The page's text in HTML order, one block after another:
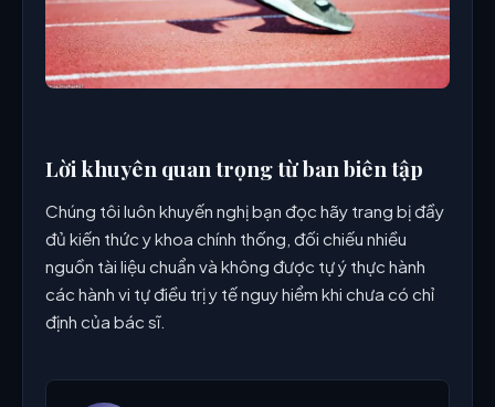
Lời khuyên quan trọng từ ban biên tập
Chúng tôi luôn khuyến nghị bạn đọc hãy trang bị đầy
đủ kiến thức y khoa chính thống, đối chiếu nhiều
nguồn tài liệu chuẩn và không được tự ý thực hành
các hành vi tự điều trị y tế nguy hiểm khi chưa có chỉ
định của bác sĩ.